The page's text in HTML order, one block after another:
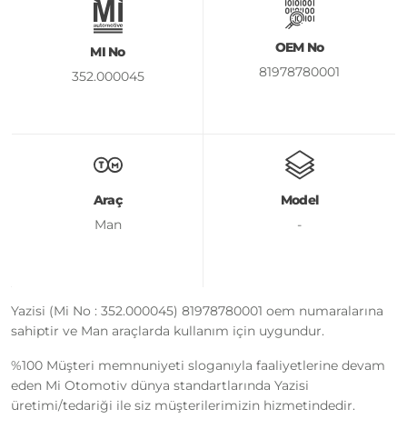
MI No
352.000045
OEM No
81978780001
Araç
Man
Model
-
Yazisi (Mi No : 352.000045) 81978780001 oem numaralarına
sahiptir ve Man araçlarda kullanım için uygundur.
%100 Müşteri memnuniyeti sloganıyla faaliyetlerine devam
eden Mi Otomotiv dünya standartlarında Yazisi
üretimi/tedariği ile siz müşterilerimizin hizmetindedir.